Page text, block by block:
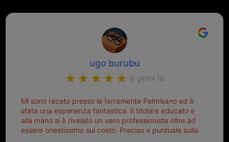
ugo burubu
6 giorni fa
Mi sono recato presso la ferramenta Palmisano ed è
stata una esperienza fantastica. Il titolare educato e
alla mano si è rivelato un vero professionista oltre ad
essere onestissimo sul costo. Preciso e puntuale sulla